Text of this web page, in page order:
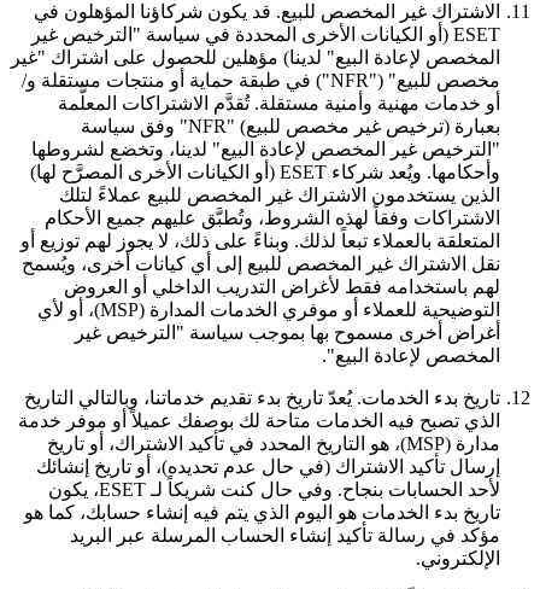
11. الاشتراك غير المخصص للبيع. قد يكون شركاؤنا المؤهلون في
ESET (أو الكيانات الأخرى المحددة في سياسة "الترخيص غير
المخصص لإعادة البيع" لدينا) مؤهلين للحصول على اشتراك "غير
مخصص للبيع" ("NFR") في طبقة حماية أو منتجات مستقلة و/
أو خدمات مهنية وأمنية مستقلة. تُقدَّم الاشتراكات المعلَّمة
بعبارة (ترخيص غير مخصص للبيع) "NFR" وفق سياسة
"الترخيص غير المخصص لإعادة البيع" لدينا، وتخضع لشروطها
وأحكامها. ويُعد شركاء ESET (أو الكيانات الأخرى المصرَّح لها)
الذين يستخدمون الاشتراك غير المخصص للبيع عملاءً لتلك
الاشتراكات وفقاً لهذه الشروط، وتُطبَّق عليهم جميع الأحكام
المتعلقة بالعملاء تبعاً لذلك. وبناءً على ذلك، لا يجوز لهم توزيع أو
نقل الاشتراك غير المخصص للبيع إلى أي كيانات أخرى، ويُسمح
لهم باستخدامه فقط لأغراض التدريب الداخلي أو العروض
التوضيحية للعملاء أو موفري الخدمات المدارة (MSP)، أو لأي
أغراض أخرى مسموح بها بموجب سياسة "الترخيص غير
المخصص لإعادة البيع".
12. تاريخ بدء الخدمات. يُعدّ تاريخ بدء تقديم خدماتنا، وبالتالي التاريخ
الذي تصبح فيه الخدمات متاحة لك بوصفك عميلاً أو موفر خدمة
مدارة (MSP)، هو التاريخ المحدد في تأكيد الاشتراك، أو تاريخ
إرسال تأكيد الاشتراك (في حال عدم تحديده)، أو تاريخ إنشائك
لأحد الحسابات بنجاح. وفي حال كنت شريكاً لـ ESET، يكون
تاريخ بدء الخدمات هو اليوم الذي يتم فيه إنشاء حسابك، كما هو
مؤكد في رسالة تأكيد إنشاء الحساب المرسلة عبر البريد
الإلكتروني.